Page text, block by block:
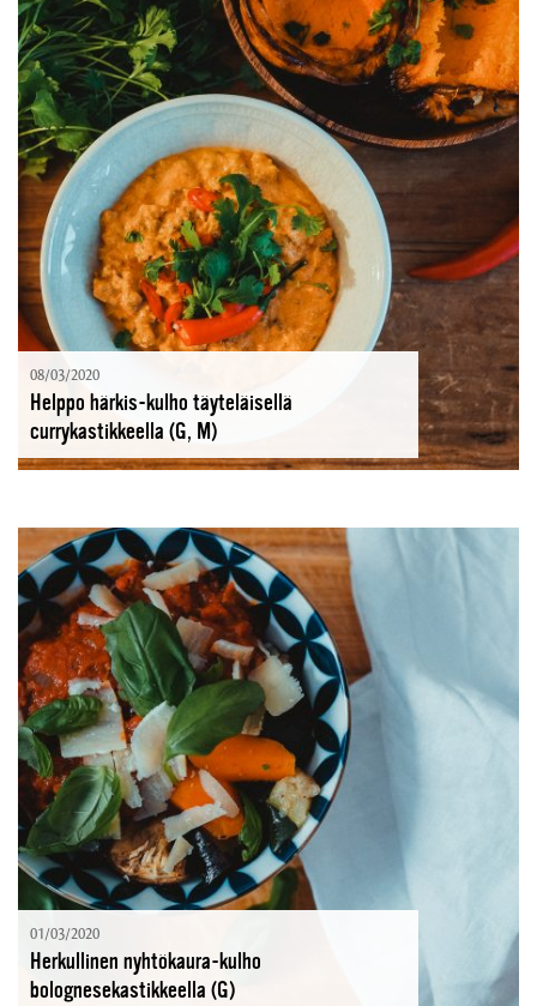
08/03/2020
Helppo härkis-kulho täyteläisellä
currykastikkeella (G, M)
01/03/2020
Herkullinen nyhtökaura-kulho
bolognesekastikkeella (G)